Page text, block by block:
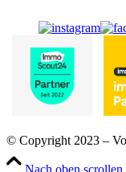
© Copyright 2023 –
Nach oben scrollen